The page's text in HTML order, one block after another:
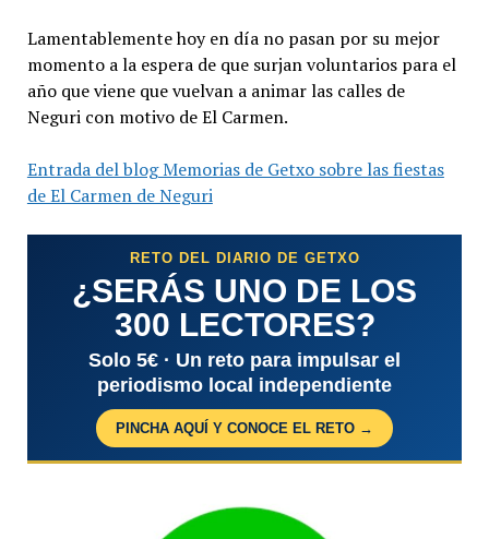
Lamentablemente hoy en día no pasan por su mejor
momento a la espera de que surjan voluntarios para el
año que viene que vuelvan a animar las calles de
Neguri con motivo de El Carmen.
Entrada del blog Memorias de Getxo sobre las fiestas
de El Carmen de Neguri
RETO DEL DIARIO DE GETXO
¿SERÁS UNO DE LOS
300 LECTORES?
Solo 5€ · Un reto para impulsar el
periodismo local independiente
PINCHA AQUÍ Y CONOCE EL RETO →